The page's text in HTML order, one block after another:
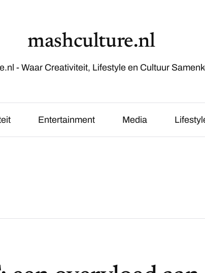
mashculture.nl
- Waar Creativiteit, Lifestyle en Cultuur
Entertainment Media